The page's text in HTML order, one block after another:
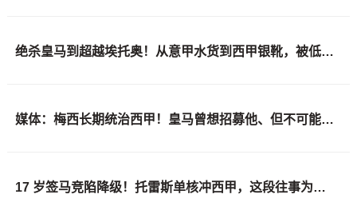
绝杀皇马到超越埃托奥！从意甲水货到西甲银靴，被低估的平民神锋
媒体：梅西长期统治西甲！皇马曾想招募他、但不可能成功！
17 岁签马竞陷降级！托雷斯单核冲西甲，这段往事为何戳中球迷？